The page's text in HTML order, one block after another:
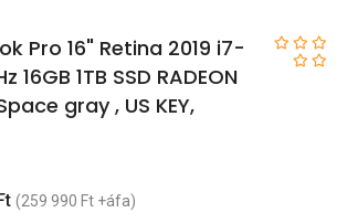
Pro 16" Retina 2019 i7-
16GB 1TB SSD RADEON
gray , US KEY,
(259 990 Ft +áfa)